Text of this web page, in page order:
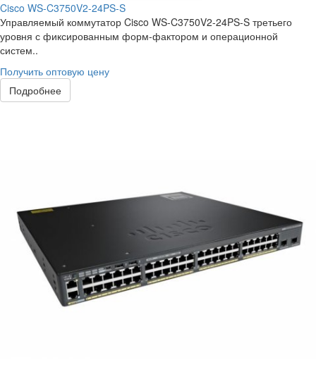
Cisco WS-C3750V2-24PS-S
Управляемый коммутатор Cisco WS-C3750V2-24PS-S третьего
уровня с фиксированным форм-фактором и операционной
систем..
Получить оптовую цену
Подробнее